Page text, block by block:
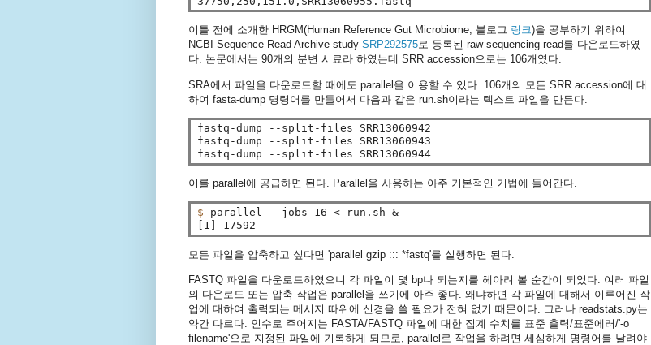
이틀 전에 소개한 HRGM(Human Reference Gut Microbiome, 블로그 링크)을 공부하기 위하여
NCBI Sequence Read Archive study SRP292575로 등록된 raw sequencing read를 다운로드하였
다. 논문에서는 90개의 분변 시료라 하였는데 SRR accession으로는 106개였다.
SRA에서 파일을 다운로드할 때에도 parallel을 이용할 수 있다. 106개의 모든 SRR accession에 대
하여 fasta-dump 명령어를 만들어서 다음과 같은 run.sh이라는 텍스트 파일을 만든다.
fastq-dump --split-files SRR13060942
fastq-dump --split-files SRR13060943
fastq-dump --split-files SRR13060944
이를 parallel에 공급하면 된다. Parallel을 사용하는 아주 기본적인 기법에 들어간다.
$
parallel --jobs 16 < run.sh &
1
모든 파일을 압축하고 싶다면 'parallel gzip ::: *fastq'를 실행하면 된다.
FASTQ 파일을 다운로드하였으니 각 파일이 몇 bp나 되는지를 헤아려 볼 순간이 되었다. 여러 파일
의 다운로드 또는 압축 작업은 parallel을 쓰기에 아주 좋다. 왜냐하면 각 파일에 대해서 이루어진 작
업에 대하여 출력되는 메시지 따위에 신경을 쓸 필요가 전혀 없기 때문이다. 그러나 readstats.py는
약간 다르다. 인수로 주어지는 FASTA/FASTQ 파일에 대한 집계 수치를 표준 출력/표준에러/'-o
filename'으로 지정된 파일에 기록하게 되므로, parallel로 작업을 하려면 세심하게 명령어를 날려야